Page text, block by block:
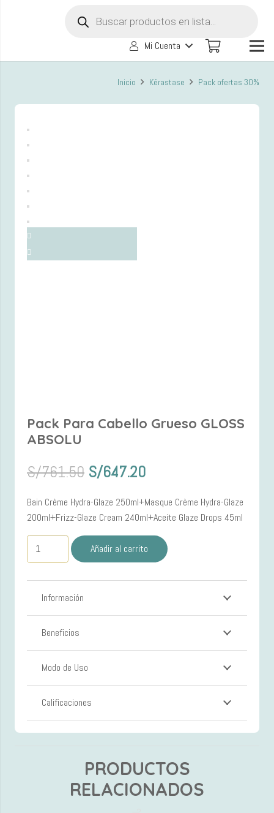
productos
Mi Cuenta
Inicio Kérastase Pack ofertas 30%
Pack Para Cabello Grueso GLOSS
ABSOLU
S/761.50 El
original
era:
S/761.50.
S/647.20El
actual
es:
S/647.20.
Bain Crème Hydra-Glaze 250ml+Masque Crème Hydra-Glaze
200ml+Frizz-Glaze Cream 240ml+Aceite Glaze Drops 45ml
Pack
Para
GLOSS
ABSOLU
cantidad
Añadir al carrito
Información
Beneficios
Modo de Uso
Calificaciones
PRODUCTOS
RELACIONADOS